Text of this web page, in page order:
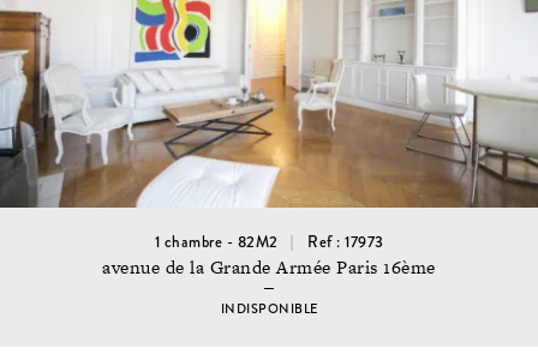
1 chambre - 82M2 Ref : 17973
avenue de la Grande Armée Paris 16ème
INDISPONIBLE